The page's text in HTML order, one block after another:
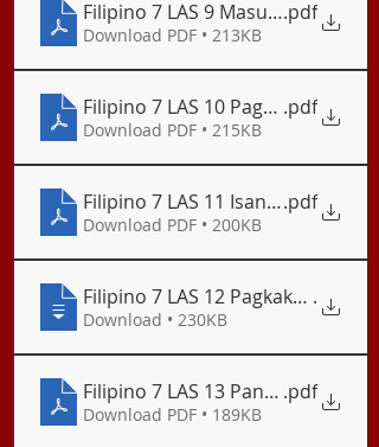
Filipino 7 LAS 9 Masuring
.pdf
Download PDF • 213KB
Filipino 7 LAS 10 Pagsuri ng
.pdf
Download PDF • 215KB
Filipino 7 LAS 11 Isang Mito ng
.pdf
Download PDF • 200KB
Filipino 7 LAS 12 .
Download • 230KB
Filipino 7 LAS 13 Pang- .pdf
Download PDF • 189KB